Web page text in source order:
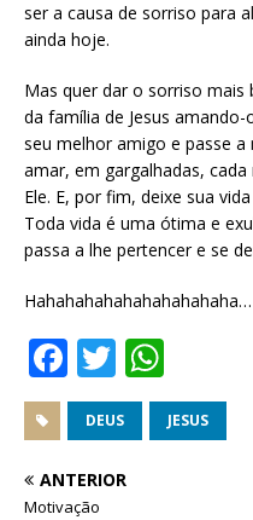
ser a causa de sorriso para
ainda hoje.
Mas quer dar o sorriso mais
da família de Jesus amando-
seu melhor amigo e passe
amar, em gargalhadas,
Ele. E, por fim, deixe sua
Toda vida é uma ótima e
passa a lhe pertencer e se
F
a
c
e
T
w
it
te
h
at
DEUS JESUS
ANTERIOR
Motivação